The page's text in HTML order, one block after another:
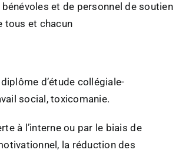
et de personnel de soutien
tous et chacun
d’étude collégiale-
social, toxicomanie.
à l’interne ou par le biais de
la réduction des